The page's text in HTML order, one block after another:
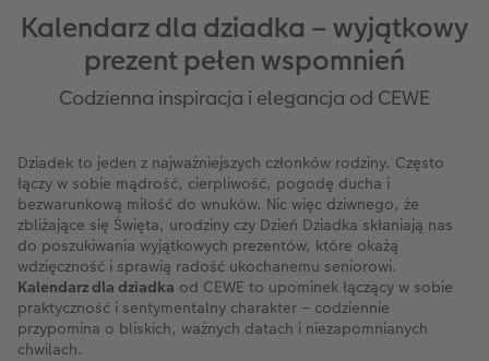
Kalendarz dla dziadka – wyjątkowy
prezent pełen wspomnień
Codzienna inspiracja i elegancja od CEWE
Dziadek to jeden z najważniejszych członków rodziny. Często
łączy w sobie mądrość, cierpliwość, pogodę ducha i
bezwarunkową miłość do wnuków. Nic więc dziwnego, że
zbliżające się Święta, urodziny czy Dzień Dziadka skłaniają nas
do poszukiwania wyjątkowych prezentów, które okażą
wdzięczność i sprawią radość ukochanemu seniorowi.
Kalendarz dla dziadka od CEWE to upominek łączący w sobie
praktyczność i sentymentalny charakter – codziennie
przypomina o bliskich, ważnych datach i niezapomnianych
chwilach.